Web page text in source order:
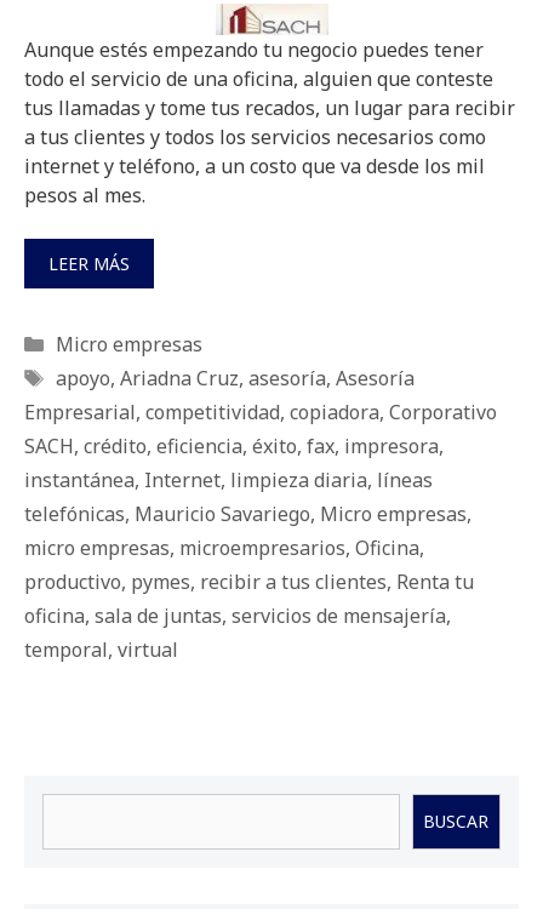
Aunque estés empezando tu negocio puedes tener
todo el servicio de una oficina, alguien que conteste
tus llamadas y tome tus recados, un lugar para recibir
a tus clientes y todos los servicios necesarios como
internet y teléfono, a un costo que va desde los mil
pesos al mes.
LEER MÁS
Categorías
Micro empresas
Etiquetas
apoyo, Ariadna Cruz, asesoría, Asesoría
Empresarial, competitividad, copiadora, Corporativo
SACH, crédito, eficiencia, éxito, fax, impresora,
instantánea, Internet, limpieza diaria, líneas
telefónicas, Mauricio Savariego, Micro empresas,
micro empresas, microempresarios, Oficina,
productivo, pymes, recibir a tus clientes, Renta tu
oficina, sala de juntas, servicios de mensajería,
temporal, virtual
BUSCAR